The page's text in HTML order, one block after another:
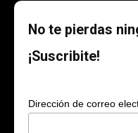
No te pierdas
¡Suscribite!
Dirección de correo